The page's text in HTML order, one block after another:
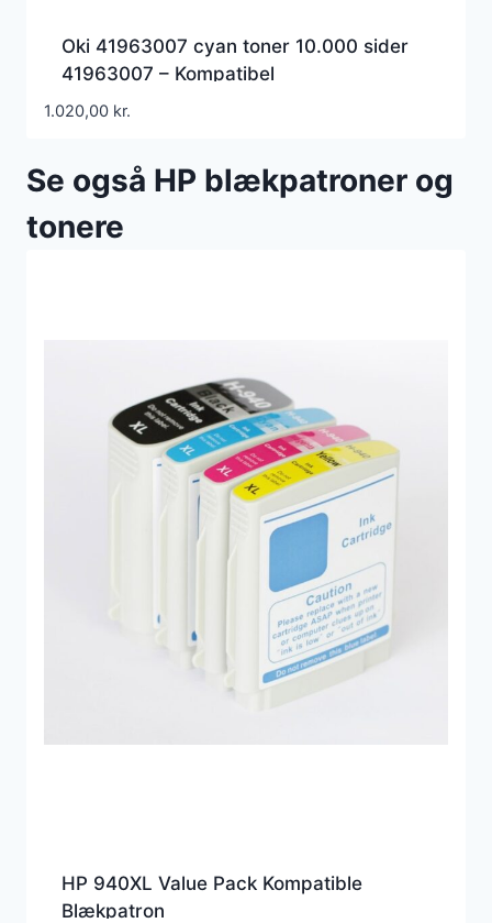
Oki 41963007 cyan toner 10.000 sider
41963007 – Kompatibel
1.020,00 kr.
Se også HP blækpatroner og
tonere
HP 940XL Value Pack Kompatible
Blækpatron